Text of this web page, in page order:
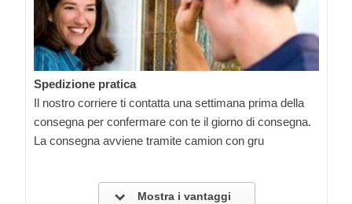
Spedizione pratica
Il nostro corriere ti contatta una settimana prima della
consegna per confermare con te il giorno di consegna.
La consegna avviene tramite camion con gru
Mostra i vantaggi